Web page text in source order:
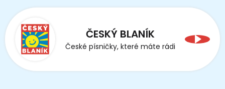
ČESKÝ BLANÍK
České písničky, které máte rádi